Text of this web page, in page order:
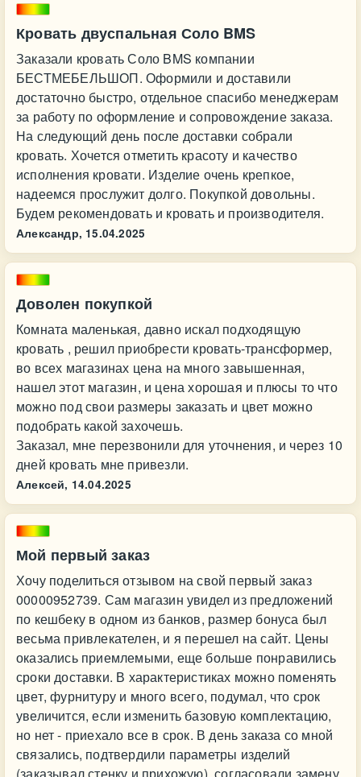
Кровать двуспальная Соло BMS
Заказали кровать Соло BMS компании
БЕСТМЕБЕЛЬШОП. Оформили и доставили
достаточно быстро, отдельное спасибо менеджерам
за работу по оформление и сопровождение заказа.
На следующий день после доставки собрали
кровать. Хочется отметить красоту и качество
исполнения кровати. Изделие очень крепкое,
надеемся прослужит долго. Покупкой довольны.
Будем рекомендовать и кровать и производителя.
Александр, 15.04.2025
Доволен покупкой
Комната маленькая, давно искал подходящую
кровать , решил приобрести кровать-трансформер,
во всех магазинах цена на много завышенная,
нашел этот магазин, и цена хорошая и плюсы то что
можно под свои размеры заказать и цвет можно
подобрать какой захочешь.
Заказал, мне перезвонили для уточнения, и через 10
дней кровать мне привезли.
Алексей, 14.04.2025
Мой первый заказ
Хочу поделиться отзывом на свой первый заказ
00000952739. Сам магазин увидел из предложений
по кешбеку в одном из банков, размер бонуса был
весьма привлекателен, и я перешел на сайт. Цены
оказались приемлемыми, еще больше понравились
сроки доставки. В характеристиках можно поменять
цвет, фурнитуру и много всего, подумал, что срок
увеличится, если изменить базовую комплектацию,
но нет - приехало все в срок. В день заказа со мной
связались, подтвердили параметры изделий